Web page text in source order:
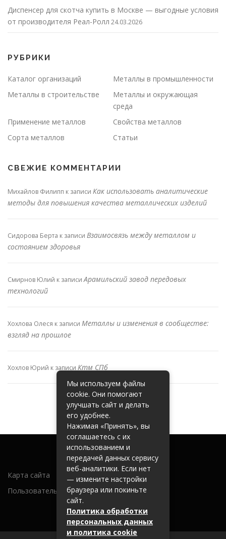
Диспенсер для скотча купить в Москве — выгодные условия
от производителя Реал-Ролл 24.03.2026
РУБРИКИ
Каталог организаций
Металлы в промышленности
Металлы в строительстве
Металлы и окружающая
среда
Применение металлов
Свойства металлов
Сорта металлов
Статьи
СВЕЖИЕ КОММЕНТАРИИ
Михайлов Филипп к записи Как использовать аналитические
методы для повышения качества металлических изделий
Сидорова Берта к записи Взаимосвязь между металлом и
состоянием здоровья
Смирнов Юлий к записиАрамильский завод передовых
технологий
Хохлова Олеся к записи Металлы и изменения в сообществе:
взгляд на прошлое
Хохлов Юрий к записи Ктм СПб
Карта сайта
Пользовательское соглашение
Мы используем файлы
cookie. Они помогают
улучшать сайт и делать
его удобнее.
Нажимая «Принять», вы
соглашаетесь с их
использованием и
передачей данных сервису
веб-аналитики. Если нет
— измените настройки
браузера или покиньте
сайт.
Политика обработки
персональных данных
и политика cookie